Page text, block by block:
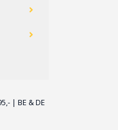
| BE & DE